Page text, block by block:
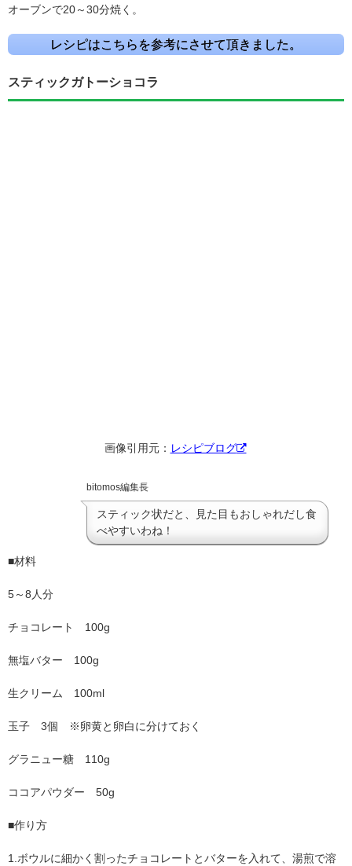
オーブンで20～30分焼く。
レシピはこちらを参考にさせて頂きました。
スティックガトーショコラ
画像引用元： レシピブログ
bitomos編集長
スティック状だと、見た目もおしゃれだし食
べやすいわね！
■材料
5～8人分
チョコレート 100g
無塩バター 100g
生クリーム 100ml
玉子 3個 ※卵黄と卵白に分けておく
グラニュー糖 110g
ココアパウダー 50g
■作り方
1.ボウルに細かく割ったチョコレートとバターを入れて、湯煎で溶